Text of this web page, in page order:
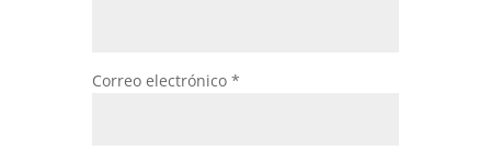
Correo electrónico *